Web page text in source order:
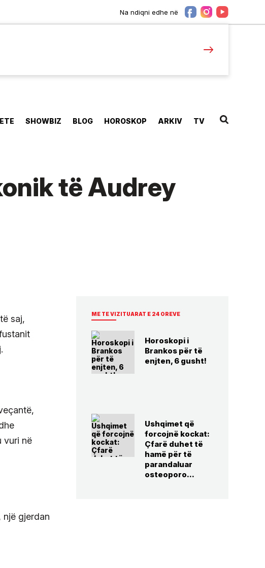
Na ndiqni edhe në
SHOWBIZ BLOG HOROSKOP ARKIV TV
të Audrey
saj,
vuri në
një gjerdan
ME TE VIZITUARAT E 24 OREVE
Horoskopi i
Brankos për të
enjten, 6 gusht!
Ushqimet që
forcojnë kockat:
Çfarë duhet të
hamë për të
parandaluar
osteoporo...